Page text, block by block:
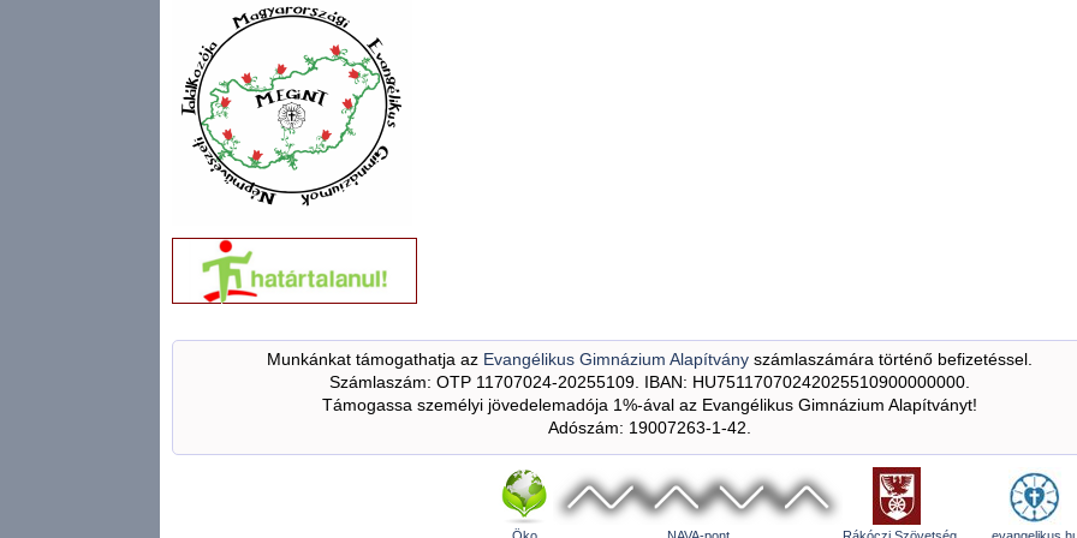
Munkánkat támogathatja az Evangélikus Gimnázium Alapítványszámlaszámára történő befizetéssel.
Számlaszám: OTP 11707024-20255109. IBAN: HU75117070242025510900000000.
Támogassa személyi jövedelemadója 1%-ával az Evangélikus Gimnázium Alapítványt!
Adószám: 19007263-1-42.